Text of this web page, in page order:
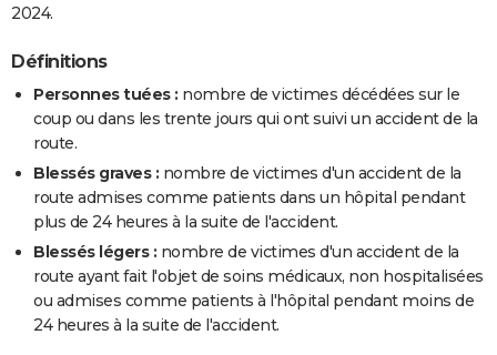
2024.
Définitions
Personnes tuées : nombre de victimes décédées sur le
coup ou dans les trente jours qui ont suivi un accident de la
route.
Blessés graves : nombre de victimes d'un accident de la
route admises comme patients dans un hôpital pendant
plus de 24 heures à la suite de l'accident.
Blessés légers : nombre de victimes d'un accident de la
route ayant fait l'objet de soins médicaux, non hospitalisées
ou admises comme patients à l'hôpital pendant moins de
24 heures à la suite de l'accident.